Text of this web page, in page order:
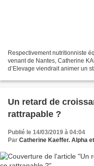
Respectivement nutritionniste
venant de Nantes, Catherine
d’Elevage viendrait animer un
Un retard de
rattrapable ?
Publié le 14/03/2019 à 04:04
Par Catherine Kaeffer. Alpha